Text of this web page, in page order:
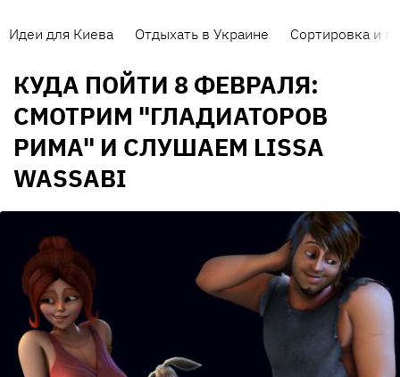
Идеи для Киева Отдыхать в Украине Сортировка и
КУДА ПОЙТИ 8 ФЕВРАЛЯ:
СМОТРИМ "ГЛАДИАТОРОВ
РИМА" И СЛУШАЕМ LISSA
WASSABI